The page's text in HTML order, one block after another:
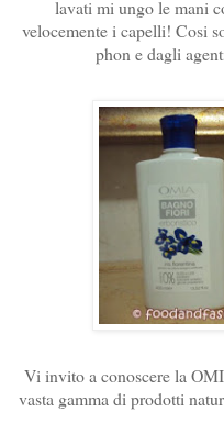
lavati mi ungo le mani
velocemente i capelli! Cosi
phon e dagli
Vi invito a conoscere la
vasta gamma di prodotti